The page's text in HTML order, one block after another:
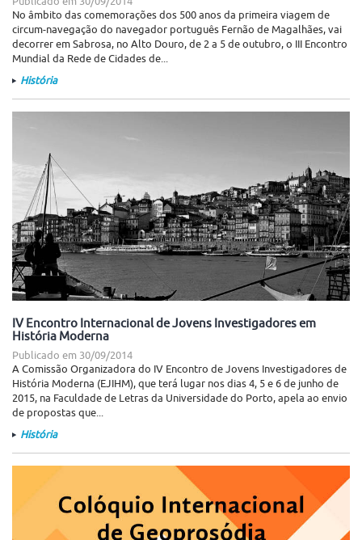
No âmbito das comemorações dos 500 anos da primeira viagem de
circum-navegação do navegador português Fernão de Magalhães, vai
decorrer em Sabrosa, no Alto Douro, de 2 a 5 de outubro, o III Encontro
Mundial da Rede de Cidades de...
História
IV Encontro Internacional de Jovens Investigadores em
História Moderna
Publicado em 30/09/2014
A Comissão Organizadora do IV Encontro de Jovens Investigadores de
História Moderna (EJIHM), que terá lugar nos dias 4, 5 e 6 de junho de
2015, na Faculdade de Letras da Universidade do Porto, apela ao envio
de propostas que...
História